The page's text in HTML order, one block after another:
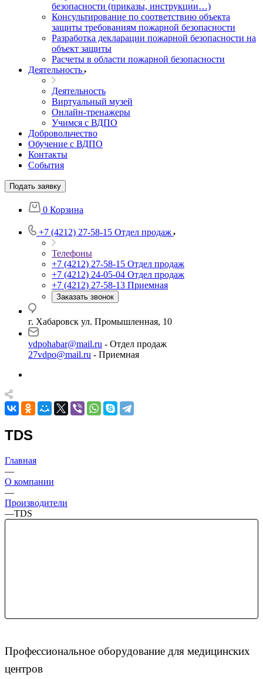
безопасности (приказы, инструкции…)
Консультирование по соответствию объекта
защиты требованиям пожарной безопасности
Разработка декларации пожарной безопасности на
объект защиты
Расчеты в области пожарной безопасности
Деятельность
Деятельность
Виртуальный музей
Онлайн-тренажеры
Учимся с ВДПО
Добровольчество
Обучение с ВДПО
Контакты
События
Подать заявку
0 Корзина
+7 (4212) 27-58-15 Отдел продаж
Телефоны
+7 (4212) 27-58-15 Отдел продаж
+7 (4212) 24-05-04 Отдел продаж
+7 (4212) 27-58-13 Приемная
Заказать звонок
г. Хабаровск ул. Промышленная, 10
vdpohabar@mail.ru - Отдел продаж
27vdpo@mail.ru - Приемная
TDS
Главная
—
О компании
—
Производители
—TDS
Профессиональное оборудование для медицинских
центров